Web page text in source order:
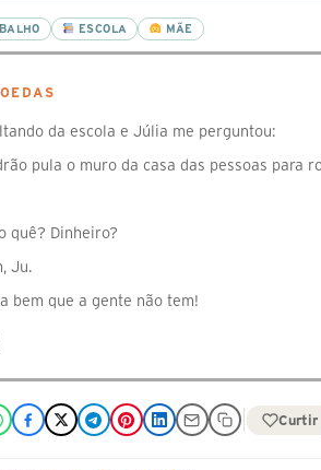
ESCOLA MÃE
da escola e Júlia me perguntou:
pula o muro da casa das pessoas para
quê? Dinheiro?
Ju.
bem que a gente não tem!
Curtir